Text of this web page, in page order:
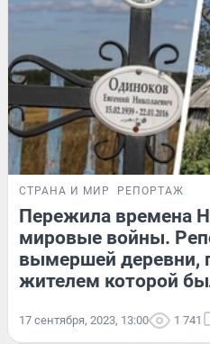
СТРАНА И МИР РЕПОРТАЖ
Пережила времена
мировые войны.
вымершей деревни,
жителем которой
17 сентября, 2023, 13:00 1 741